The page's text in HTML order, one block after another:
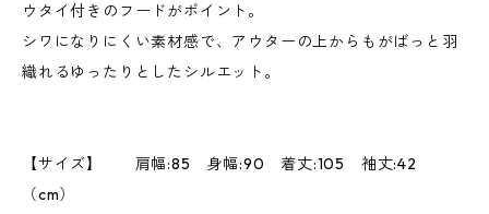
ウタイ付きのフードがポイント。
シワになりにくい素材感で、アウターの上からもがばっと羽
織れるゆったりとしたシルエット。
【サイズ】 肩幅:85 身幅:90 着丈:105 袖丈:42
（cm）